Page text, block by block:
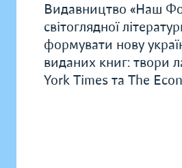
Видавництво «Наш
світоглядної
формувати нову
виданих книг: твори
York Times та The